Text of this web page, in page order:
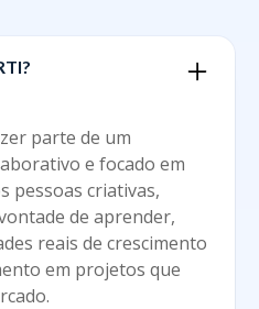
parte de um
e focado em
pessoas criativas,
de aprender,
reais de crescimento
em projetos que